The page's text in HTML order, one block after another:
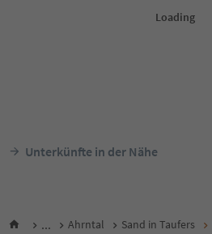
Unterkünfte in der Nähe
... Ahrntal Sand in Taufers